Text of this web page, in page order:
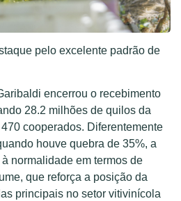
pelo excelente padrão de
encerrou o recebimento
28.2 milhões de quilos da
cooperados. Diferentemente
houve quebra de 35%, a
normalidade em termos de
que reforça a posição da
principais no setor vitivinícola